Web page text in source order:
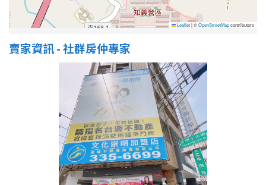
不拘
1房
5房以上
5 年以下
5-10 年 10-20 年
Leaflet|©OpenStreetMapcontributors
賣家資訊 - 社群房仲專家